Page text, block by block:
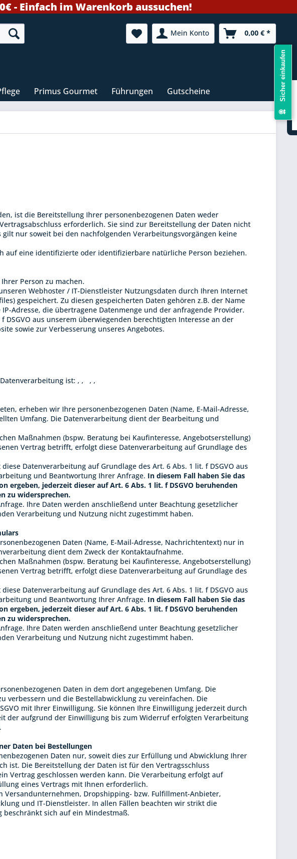
- Einfach im Warenkorb aussuchen!
Mein Konto 0,00 € *
Primus Gourmet Führungen Gutscheine
ist die Bereitstellung Ihrer personenbezogenen Daten weder
erforderlich. Sie sind zur Bereitstellung der Daten nicht
nur soweit bei den nachfolgenden Verarbeitungsvorgängen keine
auf eine identifizierte oder identifizierbare natürliche Person beziehen.
Person zu machen.
Webhoster / IT-Dienstleister Nutzungsdaten durch Ihren Internet
gespeichert. Zu diesen gespeicherten Daten gehören z.B. der Name
Adresse, die übertragene Datenmenge und der anfragende Provider.
aus unserem überwiegenden berechtigten Interesse an der
sowie zur Verbesserung unseres Angebotes.
ist: , , , ,
erheben wir Ihre personenbezogenen Daten (Name, E-Mail-Adresse,
Umfang. Die Datenverarbeitung dient der Bearbeitung und
Maßnahmen (bspw. Beratung bei Kaufinteresse, Angebotserstellung)
Vertrag betrifft, erfolgt diese Datenverarbeitung auf Grundlage des
Datenverarbeitung auf Grundlage des Art. 6 Abs. 1 lit. f DSGVO aus
und Beantwortung Ihrer Anfrage. In diesem Fall haben Sie das
ergeben, jederzeit dieser auf Art. 6 Abs. 1 lit. f DSGVO beruhenden
zu widersprechen.
Ihre Daten werden anschließend unter Beachtung gesetzlicher
Verarbeitung und Nutzung nicht zugestimmt haben.
Daten (Name, E-Mail-Adresse, Nachrichtentext) nur in
dient dem Zweck der Kontaktaufnahme.
Maßnahmen (bspw. Beratung bei Kaufinteresse, Angebotserstellung)
Vertrag betrifft, erfolgt diese Datenverarbeitung auf Grundlage des
Datenverarbeitung auf Grundlage des Art. 6 Abs. 1 lit. f DSGVO aus
und Beantwortung Ihrer Anfrage. In diesem Fall haben Sie das
ergeben, jederzeit dieser auf Art. 6 Abs. 1 lit. f DSGVO beruhenden
zu widersprechen.
Ihre Daten werden anschließend unter Beachtung gesetzlicher
Verarbeitung und Nutzung nicht zugestimmt haben.
Daten in dem dort angegebenen Umfang. Die
verbessern und die Bestellabwicklung zu vereinfachen. Die
mit Ihrer Einwilligung. Sie können Ihre Einwilligung jederzeit durch
der aufgrund der Einwilligung bis zum Widerruf erfolgten Verarbeitung
Daten bei Bestellungen
Daten nur, soweit dies zur Erfüllung und Abwicklung Ihrer
ist. Die Bereitstellung der Daten ist für den Vertragsschluss
Vertrag geschlossen werden kann. Die Verarbeitung erfolgt auf
eines Vertrags mit Ihnen erforderlich.
Versandunternehmen, Dropshipping- bzw. Fulfillment-Anbieter,
und IT-Dienstleister. In allen Fällen beachten wir strikt die
beschränkt sich auf ein Mindestmaß.
Sicher einkaufen